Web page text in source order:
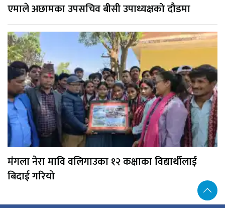
एमाले अछामका उपसचिव बीसी उपाध्यक्षको दौडमा
मंगला नेरा मावि वलिगाउका १२ कक्षाका विद्यार्थीलाई
बिदाई गरियो